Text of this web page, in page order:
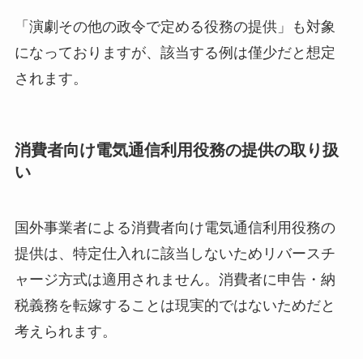
「演劇その他の政令で定める役務の提供」も対象
になっておりますが、該当する例は僅少だと想定
されます。
消費者向け電気通信利用役務の提供の取り扱
い
国外事業者による消費者向け電気通信利用役務の
提供は、特定仕入れに該当しないためリバースチ
ャージ方式は適用されません。消費者に申告・納
税義務を転嫁することは現実的ではないためだと
考えられます。